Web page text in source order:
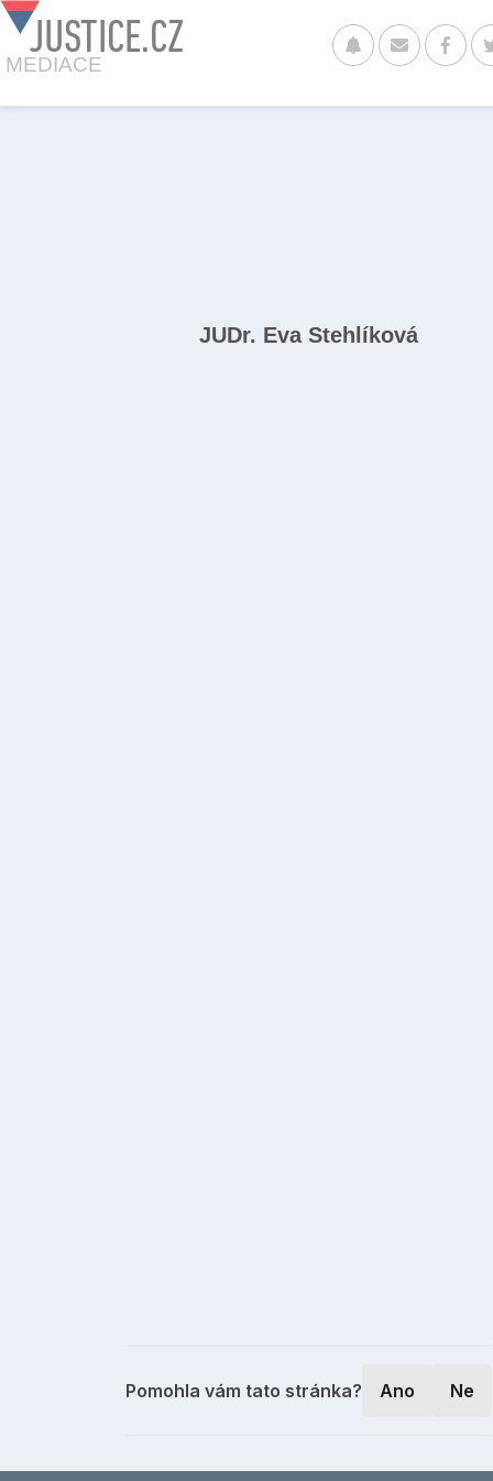
JUSTICE.CZ
MEDIACE
JUDr. Eva Stehlíková
Pomohla vám tato stránka? Ano Ne